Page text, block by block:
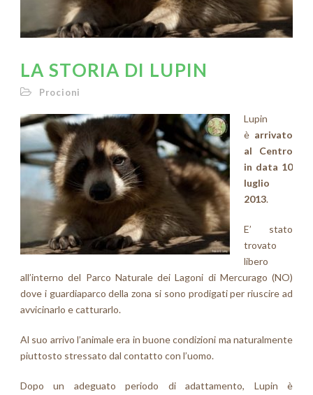
LA STORIA DI LUPIN
Procioni
Lupin
è arrivato
al Centro
in data 10
luglio
2013.
E’ stato
trovato
libero
all’interno del Parco Naturale dei Lagoni di Mercurago (NO)
dove i guardiaparco della zona si sono prodigati per riuscire ad
avvicinarlo e catturarlo.
Al suo arrivo l’animale era in buone condizioni ma naturalmente
piuttosto stressato dal contatto con l’uomo.
Dopo un adeguato periodo di adattamento, Lupin è